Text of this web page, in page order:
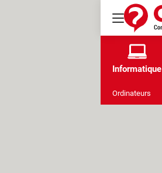
Informatique
Ordinateurs